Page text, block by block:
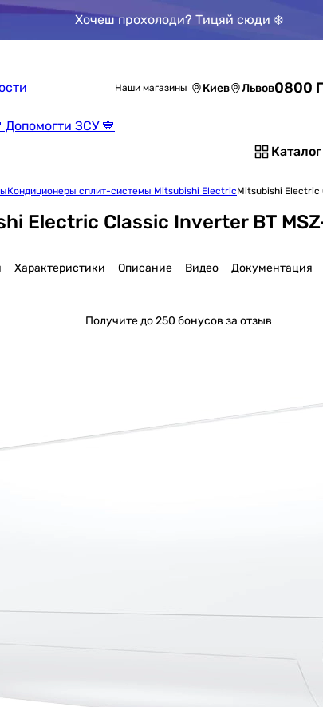
Хочеш прохолоди? Тицяй сюди ❄️
Допомогти ЗСУ 💙
Наши магазины Киев Львов0800
Каталог
Кондиционеры сплит-системы Mitsubishi ElectricMitsubishi Electric
Electric Classic Inverter BT
Характеристики Описание Видео Документация
Получитедо 250 бонусов за отзыв